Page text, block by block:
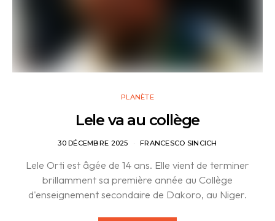
PLANÈTE
Lele va au collège
30 DÉCEMBRE 2025 FRANCESCO SINCICH
Lele Orti est âgée de 14 ans. Elle vient de terminer
brillamment sa première année au Collège
d'enseignement secondaire de Dakoro, au Niger.